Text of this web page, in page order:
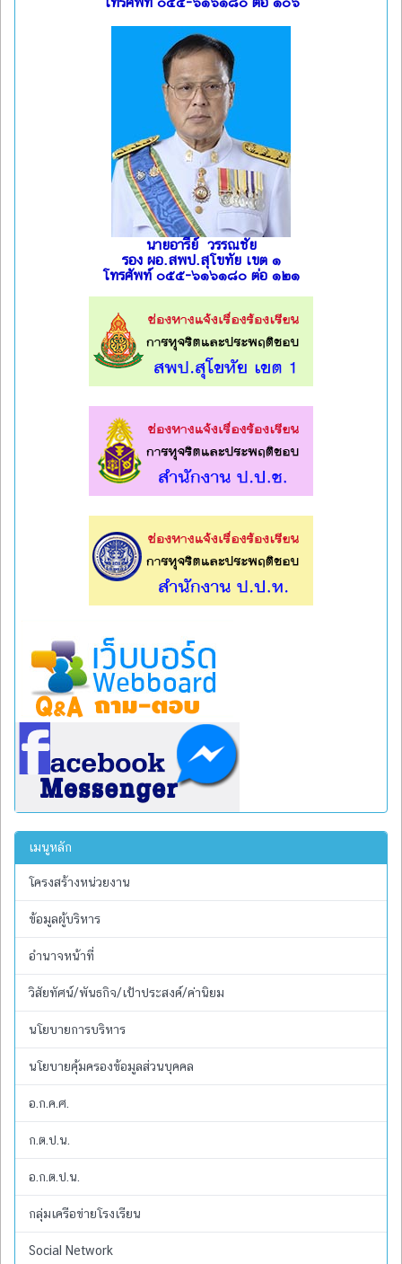
นายอารีย์ วรรณชัย
รอง ผอ.สพป.สุโขทัย เขต ๑
โทรศัพท์ ๐๕๕-๖๑๖๑๘๐ ต่อ ๑๒๑
เมนูหลัก
โครงสร้างหน่วยงาน
ข้อมูลผู้บริหาร
อำนาจหน้าที่
วิสัยทัศน์/พันธกิจ/เป้าประสงค์/ค่านิยม
นโยบายการบริหาร
นโยบายคุ้มครองข้อมูลส่วนบุคคล
อ.ก.ค.ศ.
ก.ต.ป.น.
อ.ก.ต.ป.น.
กลุ่มเครือข่ายโรงเรียน
Social Network